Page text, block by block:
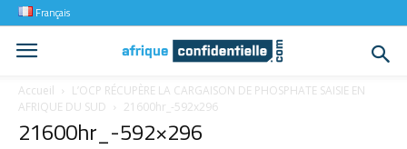
Français
Accueil
L’OCP RÉCUPÈRE LA CARGAISON DE PHOSPHATE SAISIE EN
AFRIQUE DU SUD
21600hr_-592x296
21600hr_-592×296